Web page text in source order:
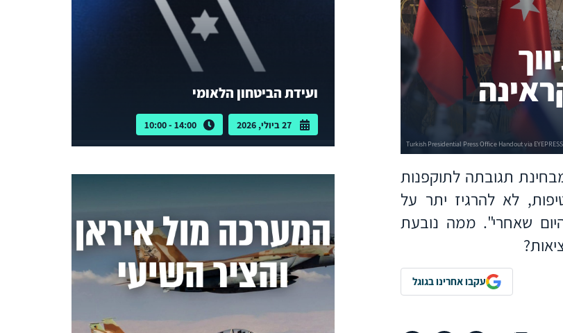
תגובתה לתוקפנות
לא להרגיז יתר על
שאחרי". ממה נובעת
עקבו אחרינו בגוגל
ועידת הביטחון הלאומי
27 ביולי, 2026 14:00 - 10:00